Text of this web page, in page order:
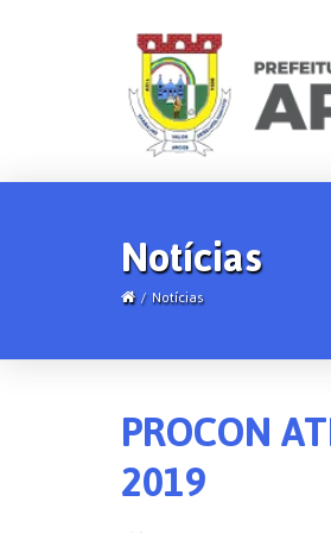
Notícias
Notícias
PROCON
2019